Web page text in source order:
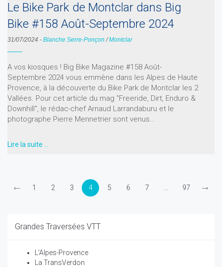
Le Bike Park de Montclar dans Big
Bike #158 Août-Septembre 2024
31/07/2024 - Blanche Serre-Ponçon /Montclar
A vos kiosques ! Big Bike Magazine #158 Août-
Septembre 2024 vous emmène dans les Alpes de Haute
Provence, à la découverte du Bike Park de Montclar les 2
Vallées. Pour cet article du mag "Freeride, Dirt, Enduro &
Downhill", le rédac-chef Arnaud Larrandaburu et le
photographe Pierre Mennetrier sont venus…
Lire la suite …
← 1 2 3 4 5 6 7 ... 97 →
Grandes Traversées VTT
L'Alpes-Provence
La TransVerdon